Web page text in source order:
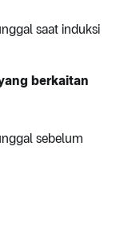
saat induksi
berkaitan
sebelum